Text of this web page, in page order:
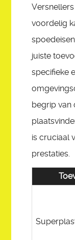
voordelig
juiste
specifieke
begrip van
is cruciaal
prestaties.